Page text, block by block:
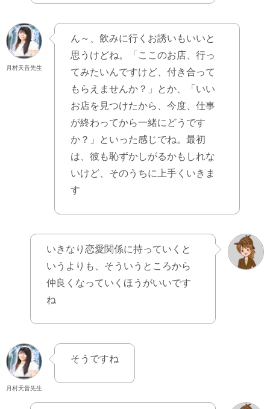
月村天音先生
ん～、飲みに行くお誘いもいいと
思うけどね。「ここのお店、行っ
てみたいんですけど、付き合って
もらえませんか？」とか、「いい
お店を見つけたから、今度、仕事
が終わってから一緒にどうです
か？」といった感じでね。最初
は、彼も恥ずかしがるかもしれな
いけど、そのうちに上手くいきま
す
いきなり恋愛関係に持っていくと
いうよりも、そういうところから
仲良くなっていくほうがいいです
ね
月村天音先生
そうですね